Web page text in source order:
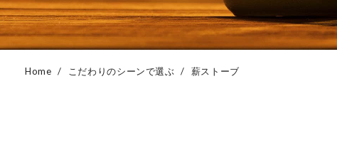
Home こだわりのシーンで選ぶ 薪ストーブ